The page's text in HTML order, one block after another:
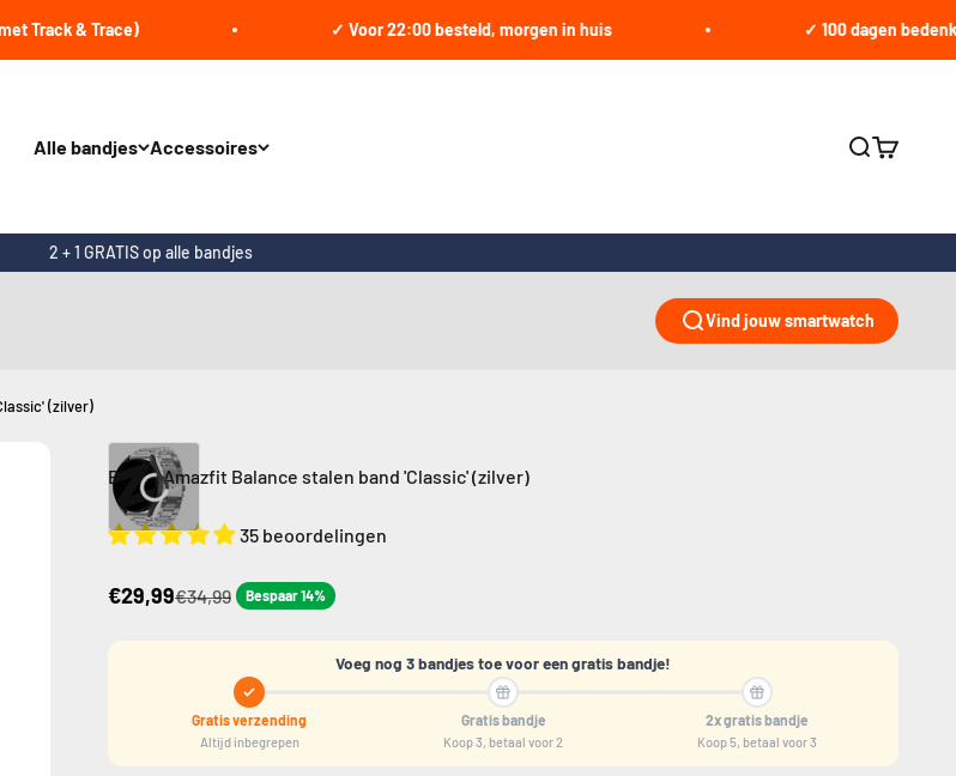
& Trace) ✓ Voor 22:00 besteld, morgen in huis ✓ 100 dagen bedenktijd
Alle bandjes Accessoires
Zoeken
2 + 1 GRATIS op alle bandjes
Vind jouw smartwatch
(zilver)
Bandz Amazfit Balance stalen band 'Classic' (zilver)
35 beoordelingen
€29,99€34,99 Bespaar 14%
Voeg nog 3 bandjes toe voor een gratis bandje!
Gratis verzending
Altijd inbegrepen
Gratis bandje
Koop 3, betaal voor 2
2x gratis bandje
Koop 5, betaal voor 3